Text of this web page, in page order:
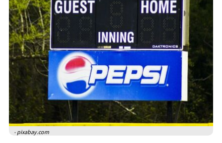
- pixabay.com